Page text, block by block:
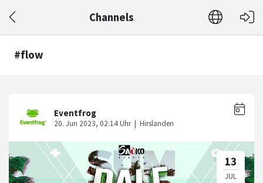
Channels
#flow